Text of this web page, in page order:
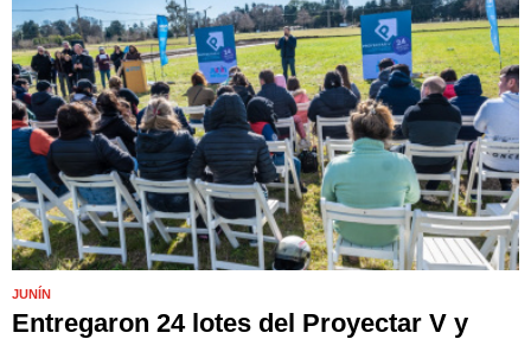
JUNÍN
Entregaron 24 lotes del Proyectar V y